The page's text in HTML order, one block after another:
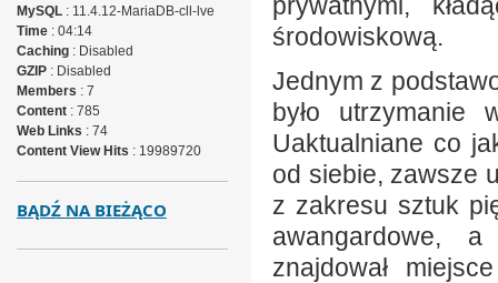
środowiskową.
Jednym z
było utrzymanie
Uaktualniane co
od siebie, zawsze
z zakresu sztuk
awangardowe,
znajdował
MySQL: 11.4.12-MariaDB-cll-lve
Time: 04:14
Caching: Disabled
GZIP: Disabled
Members : 7
Content: 785
Web Links : 74
Content View Hits : 19989720
BĄDŹ NA BIEŻĄCO